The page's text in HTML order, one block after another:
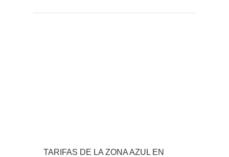
TARIFAS DE LA ZONA AZUL EN